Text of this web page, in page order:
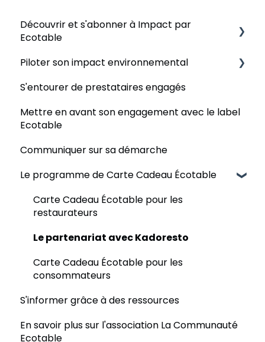
Découvrir et s'abonner à Impact par
Ecotable
Découvrir Impact par Ecotable
Choisir une formule
Régler un abonnement
Piloter son impact environnemental
Le questionnaire d'auto-évaluation
L'audit
La Calculatrice Impact
S'entourer de prestataires engagés
Mettre en avant son engagement avec le label
Ecotable
Communiquer sur sa démarche
Le programme de Carte Cadeau Écotable
Carte Cadeau Écotable pour les
restaurateurs
Le partenariat avec Kadoresto
Carte Cadeau Écotable pour les
consommateurs
S'informer grâce à des ressources
En savoir plus sur l'association La Communauté
Ecotable